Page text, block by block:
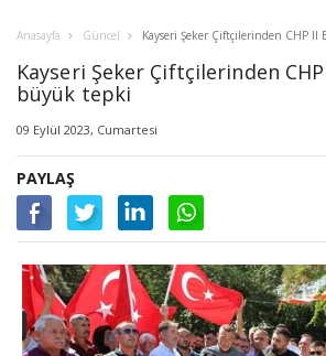
Anasayfa Güncel Kayseri Şeker Çiftçilerinden CHP Il
Kayseri Şeker Çiftçilerinden
büyük tepki
09 Eylül 2023, Cumartesi
PAYLAŞ